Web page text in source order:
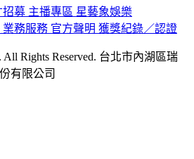
招募 主播專區 星藝象娛樂
業務服務 官方聲明 獲獎紀錄／認證
Rights Reserved. 台北市內湖區瑞
有限公司